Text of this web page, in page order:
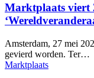
Marktplaats viert
Amsterdam, 27 mei
gevierd worden. Ter…
Marktplaats